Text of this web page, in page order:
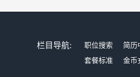
栏目导航: 职位搜索 简历
套餐标准
金币